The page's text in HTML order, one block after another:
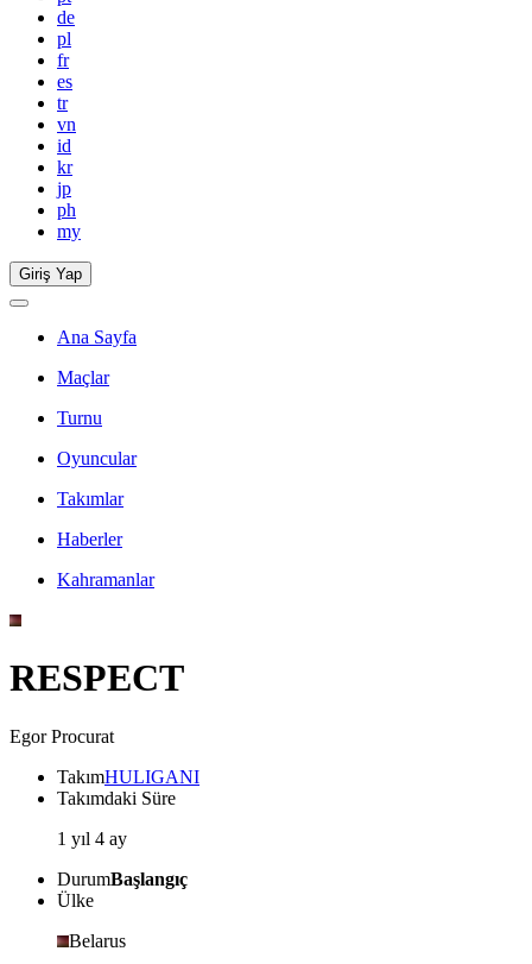
de
pl
fr
es
tr
vn
id
kr
jp
ph
my
Giriş Yap
Ana Sayfa
Maçlar
Turnu
Oyuncular
Takımlar
Haberler
Kahramanlar
RESPECT
Egor Procurat
TakımHULIGANI
Takımdaki Süre
1 yıl 4 ay
DurumBaşlangıç
Ülke
Belarus